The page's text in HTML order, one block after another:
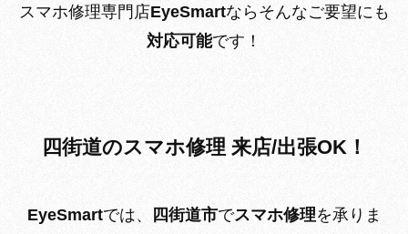
スマホ修理専門店EyeSmartならそんなご要望にも
対応可能です！
四街道のスマホ修理 来店/出張OK！
EyeSmartでは、 四街道市でスマホ修理を承りま